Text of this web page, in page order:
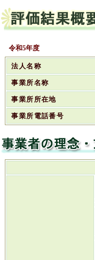
令和5年度
法人名称
事業所名称
事業所所在地
事業所電話番号